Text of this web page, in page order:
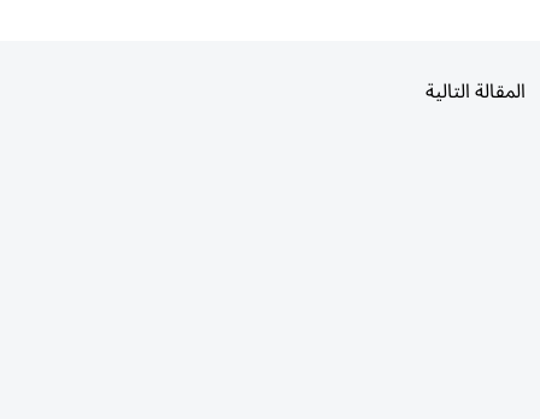
المقالة التالية